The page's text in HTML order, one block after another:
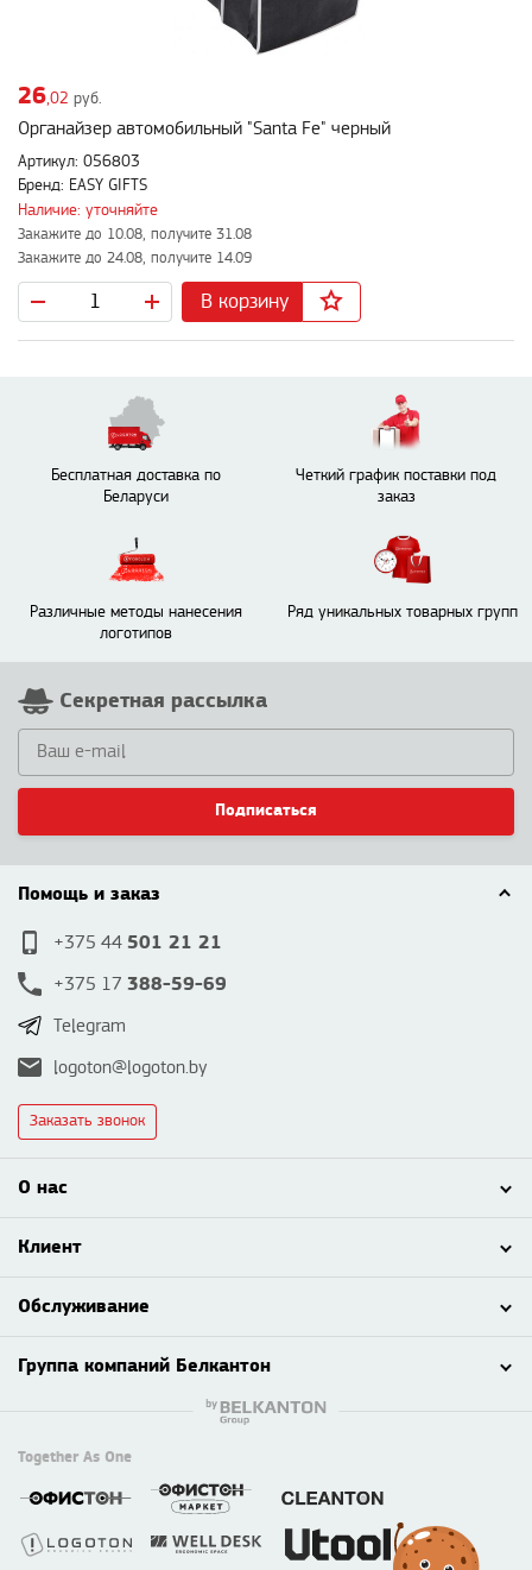
26,02 руб.
Органайзер автомобильный "Santa Fe" черный
Артикул: 056803
Бренд: EASY GIFTS
Наличие: уточняйте
Закажите до 10.08, получите 31.08
Закажите до 24.08, получите 14.09
В корзину
Бесплатная доставка по
Беларуси
Четкий график поставки под
заказ
Различные методы нанесения
логотипов
Ряд уникальных товарных групп
Секретная рассылка
Подписаться
Помощь и заказ
+375 44 501 21 21
+375 17 388-59-69
Telegram
logoton@logoton.by
Заказать звонок
О нас
Клиент
Обслуживание
Группа компаний Белкантон
Together As One